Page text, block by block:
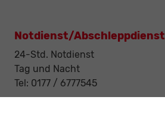
Notdienst/Abschleppdienst
24-Std. Notdienst
Tag und Nacht
Tel: 0177 / 6777545